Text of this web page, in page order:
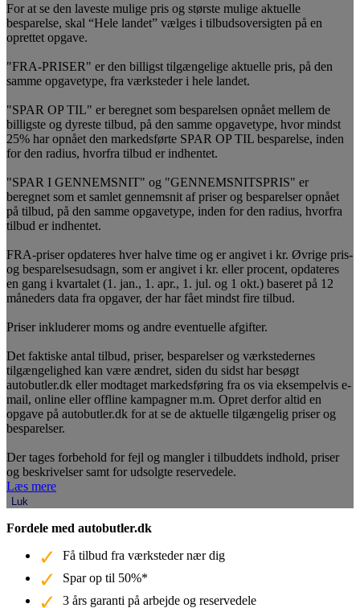
For at se den laveste mulige pris og største mulige aktuelle
besparelse, skal “Hele landet” vælges i tilbudsoversigten på en
oprettet opgave.
"FRA-PRISER" er den billigst tilgængelige aktuelle pris, på den
samme opgavetype, fra værksteder i hele landet.
"SPAR OP TIL" er beregnet som besparelsen opnået mellem de
billigste og dyreste tilbud, på den samme opgavetype, hvor mindst
25% har opnået den markedsførte SPAR OP TIL besparelse, inden
for den radius, hvorfra tilbud er indhentet.
"SPAR I GENNEMSNIT" og "GENNEMSNITSPRIS" er
beregnet som et samlet gennemsnit af priser og besparelser opnået
på tilbud, på den samme opgavetype, inden for den radius, hvorfra
tilbud er indhentet.
FRA-priser opdateres hver halve time og er angivet i kr. Øvrige pris-
og besparelsesudsagn, som er angivet i kr. eller procent, opdateres
en gang i kvartalet (1. jan., 1. apr., 1. jul. og 1 okt.) baseret på 12
måneders data fra opgaver, der har fået mindst fire tilbud.
Priser inkluderer moms og andre eventuelle afgifter.
Det faktiske antal tilbud, priser, besparelser og værkstedernes
tilgængelighed kan være ændret, siden du sidst har besøgt
autobutler.dk eller modtaget markedsføring fra os via eksempelvis e-
mail, online eller offline kampagner m.m. Opret derfor altid en
opgave på autobutler.dk for at se de aktuelle tilgængelig priser og
besparelser.
Der tages forbehold for fejl og mangler i tilbuddets indhold, priser
og beskrivelser samt for udsolgte reservedele.
Læs mere
Luk
Fordele med autobutler.dk
Få tilbud fra værksteder nær dig
Spar op til 50%*
3 års garanti på arbejde og reservedele